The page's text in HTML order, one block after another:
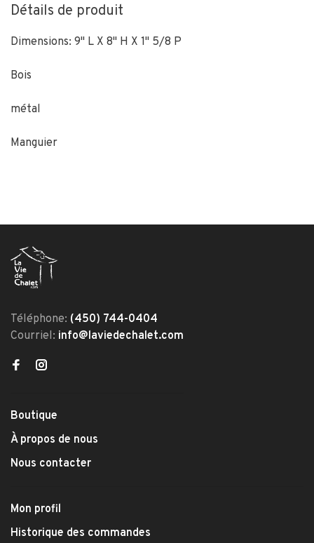
Détails de produit
Dimensions: 9" L X 8" H X 1" 5/8 P
Bois
métal
Manguier
Téléphone: (450) 744-0404
Courriel: info@laviedechalet.com
Boutique
À propos de nous
Nous contacter
Mon profil
Historique des commandes